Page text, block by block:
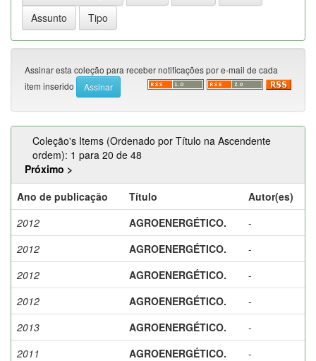
Assinar esta coleção para receber notificações por e-mail de cada
item inserido
Coleção's Items (Ordenado por Título na Ascendente
ordem): 1 para 20 de 48
Próximo >
Ano de publicação
Título
Autor(es)
2012
AGROENERGÉTICO.
-
2012
AGROENERGÉTICO.
-
2012
AGROENERGÉTICO.
-
2012
AGROENERGÉTICO.
-
2013
AGROENERGÉTICO.
-
2011
AGROENERGÉTICO.
-